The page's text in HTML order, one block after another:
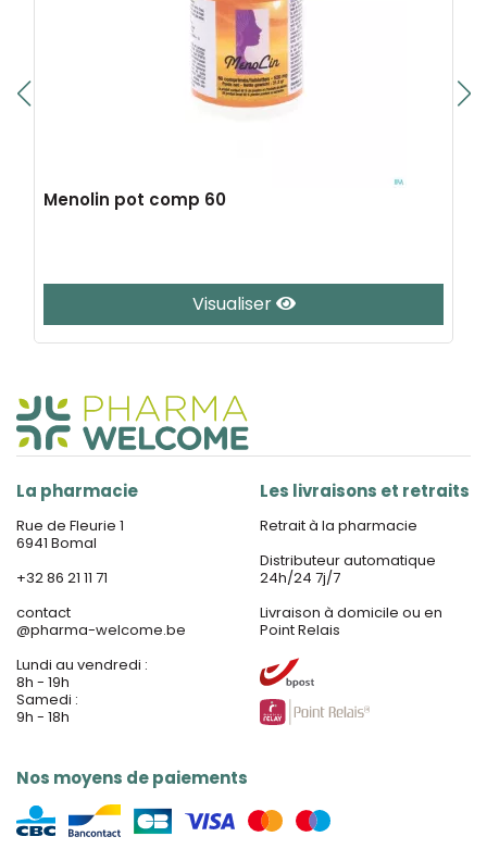
Menolin pot comp 60
Visualiser
La pharmacie
Rue de Fleurie 1
6941 Bomal
+32 86 21 11 71
contact
@pharma-welcome.be
Lundi au vendredi :
8h - 19h
Samedi :
9h - 18h
Nos moyens de paiements
Les livraisons et retraits
Retrait à la pharmacie
Distributeur automatique
24h/24 7j/7
Livraison à domicile ou en
Point Relais